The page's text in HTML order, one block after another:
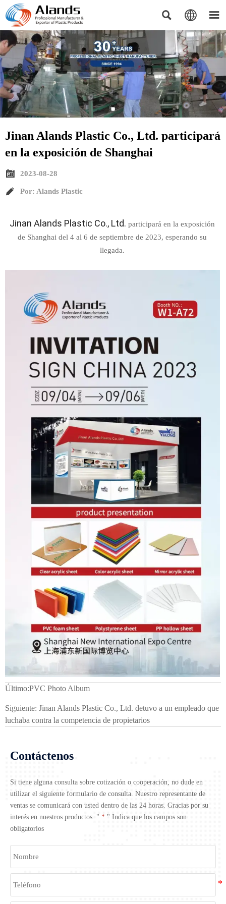
  
​Jinan Alands Plastic Co., Ltd. participará
en la exposición de Shanghai
 2023-08-28
 Por: Alands Plastic
Jinan Alands Plastic Co., Ltd. participará en la exposición
de Shanghai del 4 al 6 de septiembre de 2023, esperando su
llegada.
Último:PVC Photo Album
Siguiente: Jinan Alands Plastic Co., Ltd. detuvo a un empleado que
luchaba contra la competencia de propietarios
Contáctenos
Si tiene alguna consulta sobre cotización o cooperación, no dude en
utilizar el siguiente formulario de consulta. Nuestro representante de
ventas se comunicará con usted dentro de las 24 horas. Gracias por su
interés en nuestros productos. " * " Indica que los campos son
obligatorios